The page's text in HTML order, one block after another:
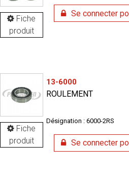
Fiche
produit
Se connecter
Fiche
produit
13-6000
ROULEMENT
Désignation : 6000-2RS
Se connecter